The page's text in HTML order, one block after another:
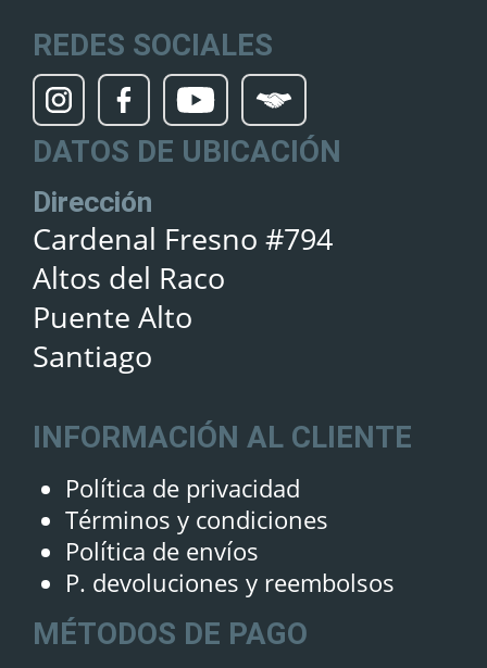
REDES SOCIALES
DATOS DE UBICACIÓN
Dirección
Cardenal Fresno #794
Altos del Raco
Puente Alto
Santiago
INFORMACIÓN AL CLIENTE
Política de privacidad
Términos y condiciones
Política de envíos
P. devoluciones y reembolsos
MÉTODOS DE PAGO